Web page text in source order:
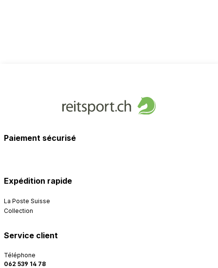
Paiement sécurisé
Expédition rapide
La Poste Suisse
Collection
Service client
Téléphone
062 539 14 78